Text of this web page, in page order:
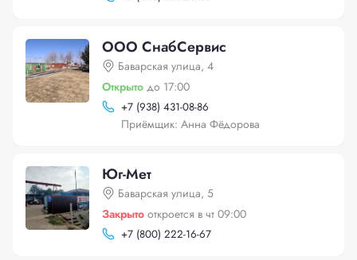
ООО СнабСервис
Баварская улица, 4
Открыто до 17:00
+7 (938) 431-08-86
Приёмщик: Анна Фёдорова
Юг-Мет
Баварская улица, 5
Закрыто откроется в чт 09:00
+7 (800) 222-16-67